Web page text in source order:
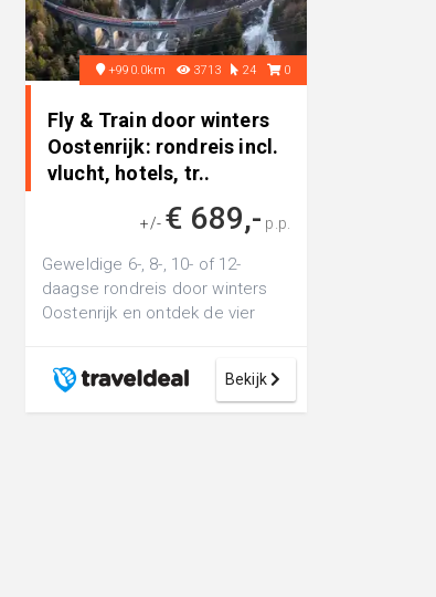
+990.0km 3713 24 0
Fly & Train door winters
Oostenrijk: rondreis incl.
vlucht, hotels, tr..
+/- € 689,- p.p.
Geweldige 6-, 8-, 10- of 12-
daagse rondreis door winters
Oostenrijk en ontdek de vier
Bekijk